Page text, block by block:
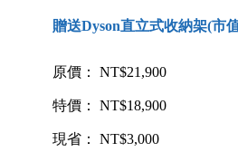
贈送Dyson直立式收納架(市
原價： NT$21,900
特價： NT$18,900
現省： NT$3,000